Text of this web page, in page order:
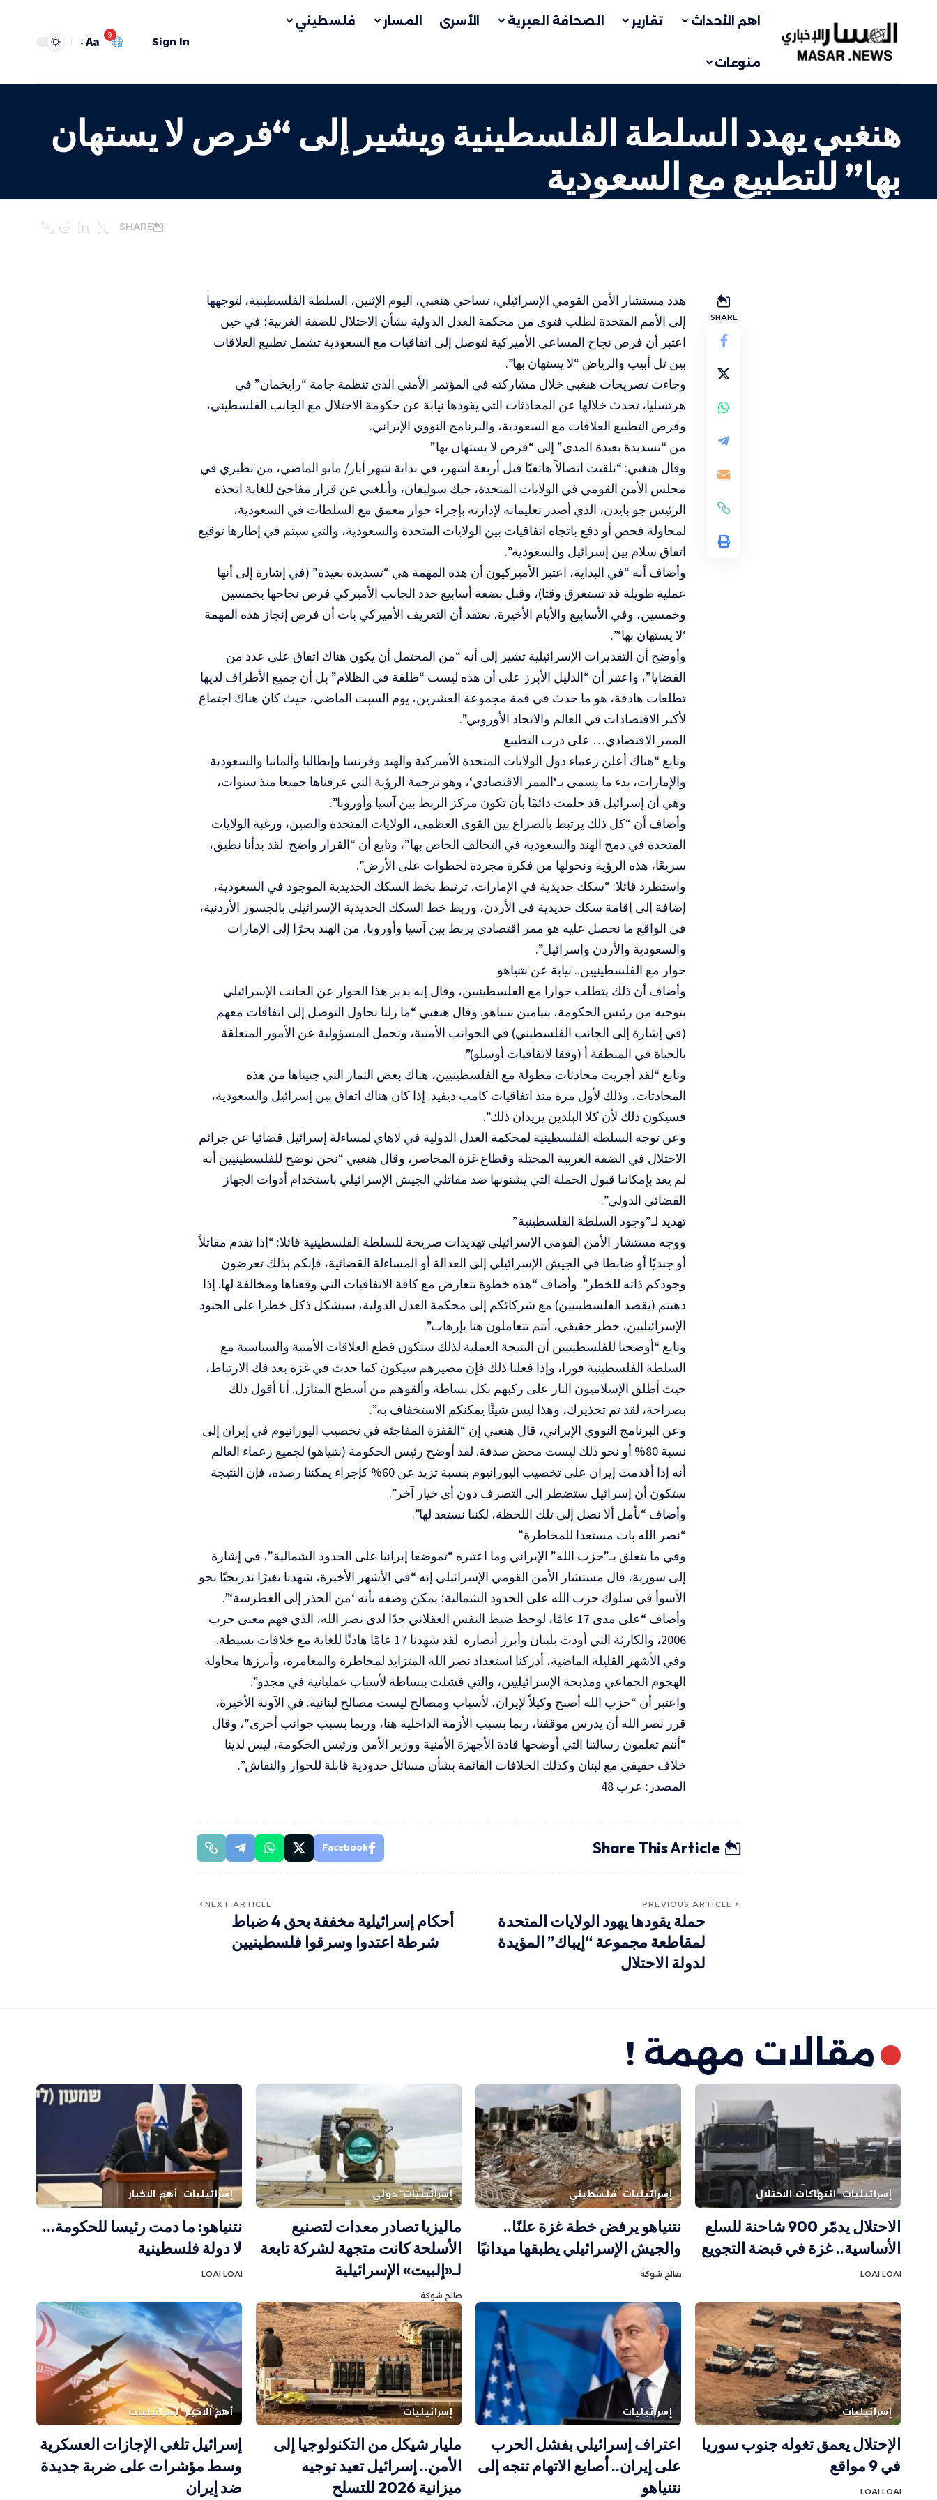
اهم الأحداث تقارير الصحافة العبرية الأسرى المسار فلسطيني
منوعات
Sign In
9
Aa
هنغبي يهدد السلطة الفلسطينية ويشير إلى “فرص لا يستهان
بها” للتطبيع مع السعودية
SHARE
SHARE
هدد مستشار الأمن القومي الإسرائيلي، تساحي هنغبي، اليوم الإثنين، السلطة الفلسطينية، لتوجهها
إلى الأمم المتحدة لطلب فتوى من محكمة العدل الدولية بشأن الاحتلال للضفة الغربية؛ في حين
اعتبر أن فرص نجاح المساعي الأميركية لتوصل إلى اتفاقيات مع السعودية تشمل تطبيع العلاقات
بين تل أبيب والرياض “لا يستهان بها”.
وجاءت تصريحات هنغبي خلال مشاركته في المؤتمر الأمني الذي تنظمة جامة “رايخمان” في
هرتسليا، تحدث خلالها عن المحادثات التي يقودها نيابة عن حكومة الاحتلال مع الجانب الفلسطيني،
وفرص التطبيع العلاقات مع السعودية، والبرنامج النووي الإيراني.
من “تسديدة بعيدة المدى” إلى “فرص لا يستهان بها”
وقال هنغبي: “تلقيت اتصالاً هاتفيًا قبل أربعة أشهر، في بداية شهر أيار/ مايو الماضي، من نظيري في
مجلس الأمن القومي في الولايات المتحدة، جيك سوليفان، وأبلغني عن قرار مفاجئ للغاية اتخذه
الرئيس جو بايدن، الذي أصدر تعليماته لإدارته بإجراء حوار معمق مع السلطات في السعودية،
لمحاولة فحص أو دفع باتجاه اتفاقيات بين الولايات المتحدة والسعودية، والتي سيتم في إطارها توقيع
اتفاق سلام بين إسرائيل والسعودية”.
وأضاف أنه “في البداية، اعتبر الأميركيون أن هذه المهمة هي “تسديدة بعيدة” (في إشارة إلى أنها
عملية طويلة قد تستغرق وقتا)، وقبل بضعة أسابيع حدد الجانب الأميركي فرص نجاحها بخمسين
وخمسين، وفي الأسابيع والأيام الأخيرة، نعتقد أن التعريف الأميركي بات أن فرص إنجاز هذه المهمة
‘لا يستهان بها‘”.
وأوضح أن التقديرات الإسرائيلية تشير إلى أنه “من المحتمل أن يكون هناك اتفاق على عدد من
القضايا”، واعتبر أن “الدليل الأبرز على أن هذه ليست “طلقة في الظلام” بل أن جميع الأطراف لديها
تطلعات هادفة، هو ما حدث في قمة مجموعة العشرين، يوم السبت الماضي، حيث كان هناك اجتماع
لأكبر الاقتصادات في العالم والاتحاد الأوروبي”.
الممر الاقتصادي… على درب التطبيع
وتابع “هناك أعلن زعماء دول الولايات المتحدة الأميركية والهند وفرنسا وإيطاليا وألمانيا والسعودية
والإمارات، بدء ما يسمى بـ‘الممر الاقتصادي‘، وهو ترجمة الرؤية التي عرفناها جميعا منذ سنوات،
وهي أن إسرائيل قد حلمت دائمًا بأن تكون مركز الربط بين آسيا وأوروبا”.
وأضاف أن “كل ذلك يرتبط بالصراع بين القوى العظمى، الولايات المتحدة والصين، ورغبة الولايات
المتحدة في دمج الهند والسعودية في التحالف الخاص بها”، وتابع أن “القرار واضح. لقد بدأنا نطبق،
سريعًا، هذه الرؤية ونحولها من فكرة مجردة لخطوات على الأرض”.
واستطرد قائلا: “سكك حديدية في الإمارات، ترتبط بخط السكك الحديدية الموجود في السعودية،
إضافة إلى إقامة سكك حديدية في الأردن، وربط خط السكك الحديدية الإسرائيلي بالجسور الأردنية،
في الواقع ما نحصل عليه هو ممر اقتصادي يربط بين آسيا وأوروبا، من الهند بحرًا إلى الإمارات
والسعودية والأردن وإسرائيل”.
حوار مع الفلسطينيين.. نيابة عن نتنياهو
وأضاف أن ذلك يتطلب حوارا مع الفلسطينيين، وقال إنه يدير هذا الحوار عن الجانب الإسرائيلي
بتوجيه من رئيس الحكومة، بنيامين نتنياهو. وقال هنغبي “ما زلنا نحاول التوصل إلى اتفاقات معهم
(في إشارة إلى الجانب الفلسطيني) في الجوانب الأمنية، وتحمل المسؤولية عن الأمور المتعلقة
بالحياة في المنطقة أ (وفقا لاتفاقيات أوسلو)”.
وتابع “لقد أجريت محادثات مطولة مع الفلسطينيين، هناك بعض الثمار التي جنيناها من هذه
المحادثات، وذلك لأول مرة منذ اتفاقيات كامب ديفيد. إذا كان هناك اتفاق بين إسرائيل والسعودية،
فسيكون ذلك لأن كلا البلدين يريدان ذلك”.
وعن توجه السلطة الفلسطينية لمحكمة العدل الدولية في لاهاي لمساءلة إسرائيل قضائيا عن جرائم
الاحتلال في الضفة الغربية المحتلة وقطاع غزة المحاصر، وقال هنغبي “نحن نوضح للفلسطينيين أنه
لم يعد بإمكاننا قبول الحملة التي يشنونها ضد مقاتلي الجيش الإسرائيلي باستخدام أدوات الجهاز
القضائي الدولي”.
تهديد لـ”وجود السلطة الفلسطينية”
ووجه مستشار الأمن القومي الإسرائيلي تهديدات صريحة للسلطة الفلسطينية قائلا: “إذا تقدم مقاتلاً
أو جنديًا أو ضابطا في الجيش الإسرائيلي إلى العدالة أو المساءلة القضائية، فإنكم بذلك تعرضون
وجودكم ذاته للخطر”. وأضاف “هذه خطوة تتعارض مع كافة الاتفاقيات التي وقعناها ومخالفة لها. إذا
ذهبتم (يقصد الفلسطينيين) مع شركائكم إلى محكمة العدل الدولية، سيشكل ذكل خطرا على الجنود
الإسرائيليين، خطر حقيقي، أنتم تتعاملون هنا بإرهاب”.
وتابع “أوضحنا للفلسطينيين أن النتيجة العملية لذلك ستكون قطع العلاقات الأمنية والسياسية مع
السلطة الفلسطينية فورا، وإذا فعلنا ذلك فإن مصيرهم سيكون كما حدث في غزة بعد فك الارتباط،
حيث أطلق الإسلاميون النار على ركبهم بكل بساطة وألقوهم من أسطح المنازل. أنا أقول ذلك
بصراحة، لقد تم تحذيرك، وهذا ليس شيئًا يمكنكم الاستخفاف به”.
وعن البرنامج النووي الإيراني، قال هنغبي إن “القفزة المفاجئة في تخصيب اليورانيوم في إيران إلى
نسبة 80% أو نحو ذلك ليست محض صدفة. لقد أوضح رئيس الحكومة (نتنياهو) لجميع زعماء العالم
أنه إذا أقدمت إيران على تخصيب اليورانيوم بنسبة تزيد عن 60% كإجراء يمكننا رصده، فإن النتيجة
ستكون أن إسرائيل ستضطر إلى التصرف دون أي خيار آخر”.
وأضاف “نأمل ألا نصل إلى تلك اللحظة، لكننا نستعد لها”.
“نصر الله بات مستعدا للمخاطرة”
وفي ما يتعلق بـ”حزب الله” الإيراني وما اعتبره “تموضعا إيرانيا على الحدود الشمالية”، في إشارة
إلى سورية، قال مستشار الأمن القومي الإسرائيلي إنه “في الأشهر الأخيرة، شهدنا تغيرًا تدريجيًا نحو
الأسوأ في سلوك حزب الله على الحدود الشمالية؛ يمكن وصفه بأنه ‘من الحذر إلى الغطرسة‘”.
وأضاف “على مدى 17 عامًا، لوحظ ضبط النفس العقلاني جدًا لدى نصر الله، الذي فهم معنى حرب
2006، والكارثة التي أودت بلبنان وأبرز أنصاره. لقد شهدنا 17 عامًا هادئًا للغاية مع خلافات بسيطة.
وفي الأشهر القليلة الماضية، أدركنا استعداد نصر الله المتزايد لمخاطرة والمغامرة، وأبرزها محاولة
الهجوم الجماعي ومذبحة الإسرائيليين، والتي فشلت ببساطة لأسباب عملياتية في مجدو”.
واعتبر أن “حزب الله أصبح وكيلاً لإيران، لأسباب ومصالح ليست مصالح لبنانية. في الآونة الأخيرة،
قرر نصر الله أن يدرس موقفنا، ربما بسبب الأزمة الداخلية هنا، وربما بسبب جوانب أخرى”، وقال
“أنتم تعلمون رسالتنا التي أوضحها قادة الأجهزة الأمنية ووزير الأمن ورئيس الحكومة، ليس لدينا
خلاف حقيقي مع لبنان وكذلك الخلافات القائمة بشأن مسائل حدودية قابلة للحوار والنقاش”.
المصدر: عرب 48
Share This Article
Facebook
PREVIOUS ARTICLE
حملة يقودها يهود الولايات المتحدة
لمقاطعة مجموعة “إيباك” المؤيدة
لدولة الاحتلال
NEXT ARTICLE
أحكام إسرائيلية مخففة بحق 4 ضباط
شرطة اعتدوا وسرقوا فلسطينيين
مقالات مهمة !
إسرائيليات انتهاكات الاحتلال
الاحتلال يدمّر 900 شاحنة للسلع
الأساسية.. غزة في قبضة التجويع
LOAI LOAI
إسرائيليات فلسطيني
نتنياهو يرفض خطة غزة علنًا..
والجيش الإسرائيلي يطبقها ميدانيًا
صالح شوكة
إسرائيليات دولي
ماليزيا تصادر معدات لتصنيع
الأسلحة كانت متجهة لشركة تابعة
لـ«إلبيت» الإسرائيلية
صالح شوكة
إسرائيليات أهم الاخبار
نتنياهو: ما دمت رئيسا للحكومة…
لا دولة فلسطينية
LOAI LOAI
إسرائيليات
الإحتلال يعمق تغوله جنوب سوريا
في 9 مواقع
LOAI LOAI
إسرائيليات
اعتراف إسرائيلي بفشل الحرب
على إيران.. أصابع الاتهام تتجه إلى
نتنياهو
إسرائيليات
مليار شيكل من التكنولوجيا إلى
الأمن.. إسرائيل تعيد توجيه
ميزانية 2026 للتسلح
أهم الاخبار إسرائيليات
إسرائيل تلغي الإجازات العسكرية
وسط مؤشرات على ضربة جديدة
ضد إيران